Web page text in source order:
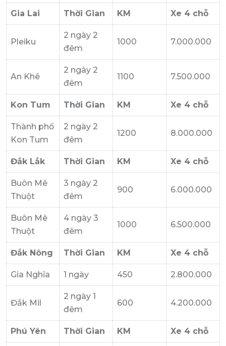
Gia Lai Thời Gian KM Xe 4 chỗ
Pleiku
2 ngày 2
đêm
1000 7.000.000
An Khê
2 ngày 2
đêm
1100 7.500.000
Kon Tum Thời Gian KM Xe 4 chỗ
Thành phố
Kon Tum
2 ngày 2
đêm
1200 8.000.000
Đắk Lắk Thời Gian KM Xe 4 chỗ
Buôn Mê
Thuột
3 ngày 2
đêm
900 6.000.000
Buôn Mê
Thuột
4 ngày 3
đêm
1000 6.500.000
Đắk Nông Thời Gian KM Xe 4 chỗ
Gia Nghĩa 1 ngày 450 2.800.000
Đắk Mil
2 ngày 1
đêm
600 4.200.000
Phú Yên Thời Gian KM Xe 4 chỗ